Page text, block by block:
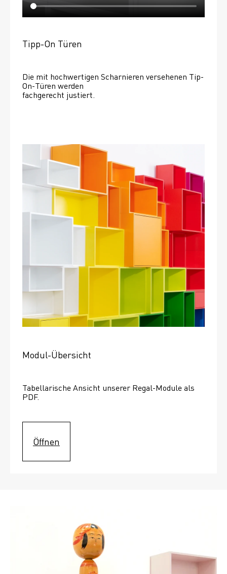
Tipp-On Türen
Die mit hochwertigen Scharnieren versehenen Tip-
On-Türen werden
fachgerecht justiert.
Modul-Übersicht
Tabellarische Ansicht unserer Regal-Module als
PDF.
Öffnen